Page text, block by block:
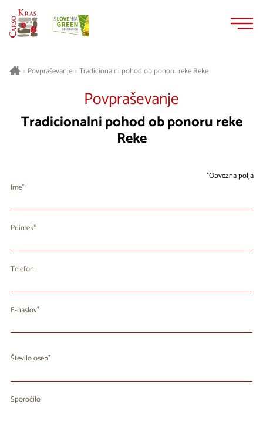
> Povpraševanje> Tradicionalni pohod ob ponoru reke Reke
Povpraševanje
Tradicionalni pohod ob ponoru reke
Reke
Obvezna polja
Ime
Priimek
Telefon
E-naslov
Število oseb
Sporočilo